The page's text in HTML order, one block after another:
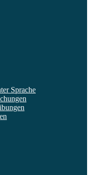
Sprache